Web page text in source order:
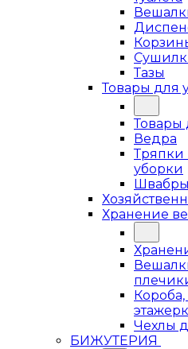
Тазы
Товары для
Товары
Ведра
Тряпки
уборки
Хранение
Чехлы
БИЖУТЕРИЯ